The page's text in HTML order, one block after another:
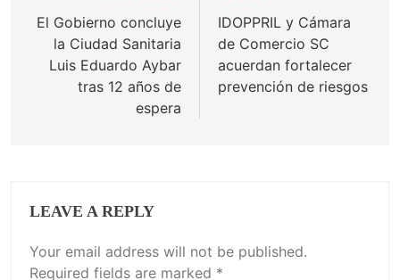
navigation
El Gobierno concluye
la Ciudad Sanitaria
Luis Eduardo Aybar
tras 12 años de
espera
IDOPPRIL y Cámara
de Comercio SC
acuerdan fortalecer
prevención de riesgos
LEAVE A REPLY
Your email address will not be published.
Required fields are marked *